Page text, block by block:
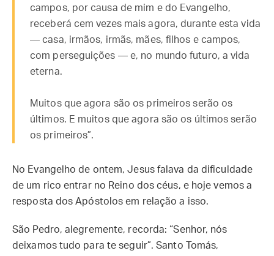
campos, por causa de mim e do Evangelho,
receberá cem vezes mais agora, durante esta vida
— casa, irmãos, irmãs, mães, filhos e campos,
com perseguições — e, no mundo futuro, a vida
eterna.
Muitos que agora são os primeiros serão os
últimos. E muitos que agora são os últimos serão
os primeiros”.
No Evangelho de ontem, Jesus falava da dificuldade
de um rico entrar no Reino dos céus, e hoje vemos a
resposta dos Apóstolos em relação a isso.
São Pedro, alegremente, recorda: “Senhor, nós
deixamos tudo para te seguir”. Santo Tomás,